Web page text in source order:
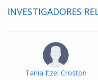
INVESTIGADORES
Tania Itzel Croston